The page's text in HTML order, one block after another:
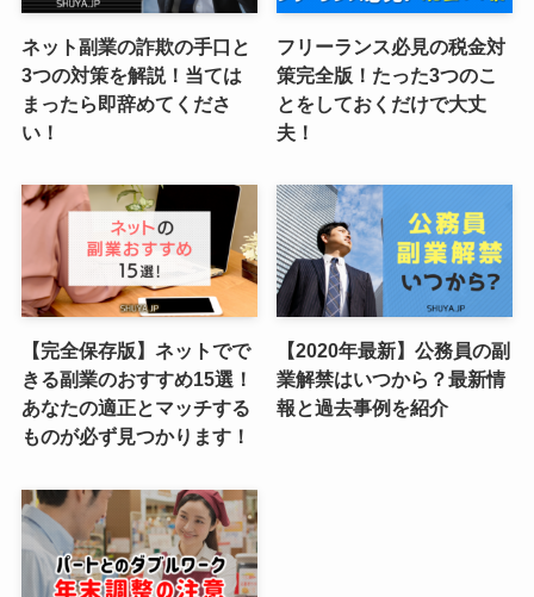
ネット副業の詐欺の手口と
3つの対策を解説！当ては
まったら即辞めてくださ
い！
フリーランス必見の税金対
策完全版！たった3つのこ
とをしておくだけで大丈
夫！
【完全保存版】ネットでで
きる副業のおすすめ15選！
あなたの適正とマッチする
ものが必ず見つかります！
【2020年最新】公務員の副
業解禁はいつから？最新情
報と過去事例を紹介